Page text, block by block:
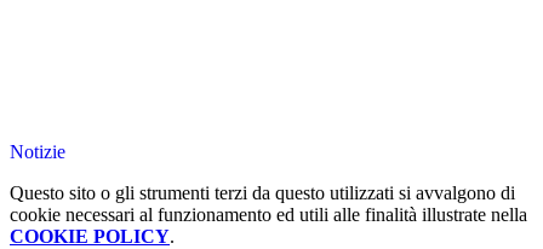
Notizie
Questo sito o gli strumenti terzi da questo utilizzati si avvalgono di
cookie necessari al funzionamento ed utili alle finalità illustrate nella
COOKIE POLICY.